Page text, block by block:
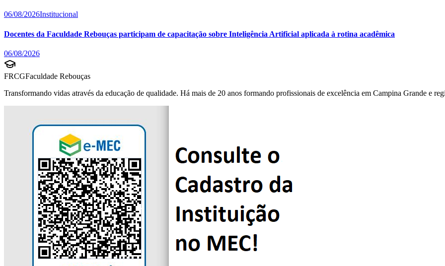
06/08/2026Institucional
Docentes da Faculdade Rebouças participam de capacitação sobre Inteligência Artificial aplicada à rotina acadêmica
06/08/2026
FRCGFaculdade Rebouças
Transformando vidas através da educação de qualidade. Há mais de 20 anos formando profissionais de excelência em Campina Grande e